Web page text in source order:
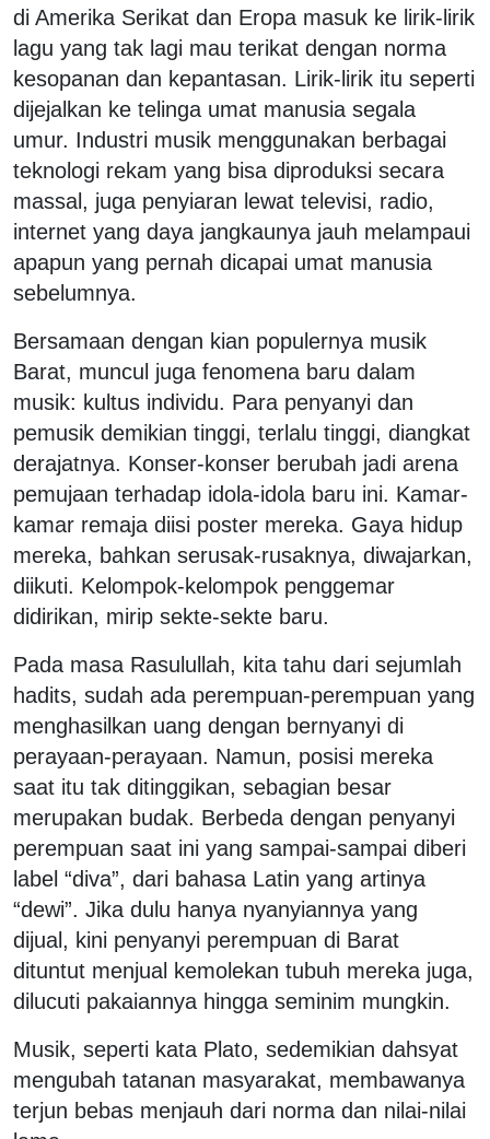
di Amerika Serikat dan Eropa masuk ke lirik-lirik
lagu yang tak lagi mau terikat dengan norma
kesopanan dan kepantasan. Lirik-lirik itu seperti
dijejalkan ke telinga umat manusia segala
umur. Industri musik menggunakan berbagai
teknologi rekam yang bisa diproduksi secara
massal, juga penyiaran lewat televisi, radio,
internet yang daya jangkaunya jauh melampaui
apapun yang pernah dicapai umat manusia
sebelumnya.
Bersamaan dengan kian populernya musik
Barat, muncul juga fenomena baru dalam
musik: kultus individu. Para penyanyi dan
pemusik demikian tinggi, terlalu tinggi, diangkat
derajatnya. Konser-konser berubah jadi arena
pemujaan terhadap idola-idola baru ini. Kamar-
kamar remaja diisi poster mereka. Gaya hidup
mereka, bahkan serusak-rusaknya, diwajarkan,
diikuti. Kelompok-kelompok penggemar
didirikan, mirip sekte-sekte baru.
Pada masa Rasulullah, kita tahu dari sejumlah
hadits, sudah ada perempuan-perempuan yang
menghasilkan uang dengan bernyanyi di
perayaan-perayaan. Namun, posisi mereka
saat itu tak ditinggikan, sebagian besar
merupakan budak. Berbeda dengan penyanyi
perempuan saat ini yang sampai-sampai diberi
label “diva”, dari bahasa Latin yang artinya
“dewi”. Jika dulu hanya nyanyiannya yang
dijual, kini penyanyi perempuan di Barat
dituntut menjual kemolekan tubuh mereka juga,
dilucuti pakaiannya hingga seminim mungkin.
Musik, seperti kata Plato, sedemikian dahsyat
mengubah tatanan masyarakat, membawanya
terjun bebas menjauh dari norma dan nilai-nilai